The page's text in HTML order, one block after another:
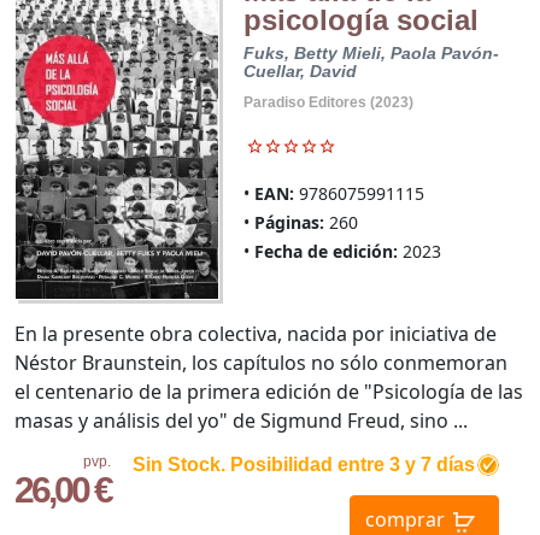
psicología social
Fuks, Betty Mieli, Paola Pavón-
Cuellar, David
Paradiso Editores (2023)
EAN: 9786075991115
Páginas: 260
Fecha de edición: 2023
pvp.
26,00 €
Sin Stock. Posibilidad entre 3 y 7 días
comprar
En la presente obra colectiva, nacida por iniciativa de
Néstor Braunstein, los capítulos no sólo conmemoran
el centenario de la primera edición de "Psicología de las
masas y análisis del yo" de Sigmund Freud, sino ...